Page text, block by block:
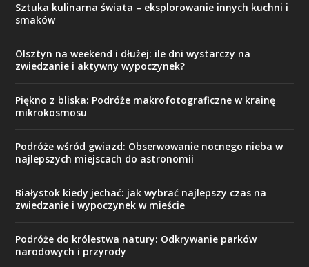
Sztuka kulinarna świata – eksplorowanie innych kuchni i
smaków
Olsztyn na weekend i dłużej: ile dni wystarczy na
zwiedzanie i aktywny wypoczynek?
Piękno z bliska: Podróże makrofotograficzne w krainę
mikrokosmosu
Podróże wśród gwiazd: Obserwowanie nocnego nieba w
najlepszych miejscach do astronomii
Białystok kiedy jechać: jak wybrać najlepszy czas na
zwiedzanie i wypoczynek w mieście
Podróże do królestwa natury: Odkrywanie parków
narodowych i przyrody